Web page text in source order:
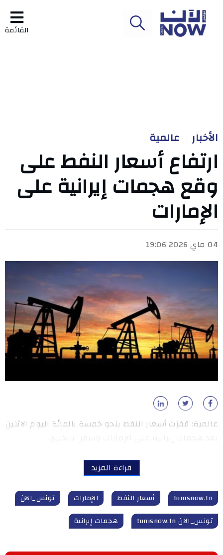
القائمة
الأخبار عالمية
ارتفاع أسعار النفط على
وقع هجمات إيرانية على
الإمارات
04 ماي 2026 19:06
عالمية: قفزت أسعار النفط بنحو خمسة بالمائة اليوم الاثنين
قراءة المزيد
tunisnow.tn أسعار النفط الإمارات
تونس_الآن
تونس_الآن tunisnow.tn
هجمات إيرانية